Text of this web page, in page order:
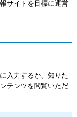
サイトを目標に運営
入力するか、知りた
テンツを閲覧いただ